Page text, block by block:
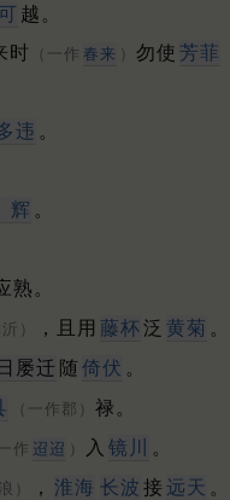
越。
时 （一作 春来 ） 勿使 芳菲
违 。
辉 。
熟。
） ，且用 藤杯泛 黄菊 。
屡迁 随 倚伏 。
（一作郡） 禄。
作 迢迢 ） 入 镜川
。
） ， 淮海 长波 接 远天 。